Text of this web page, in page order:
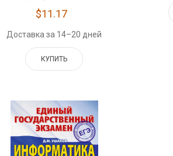
$11.17
Доставка за 14–20 дней
КУПИТЬ